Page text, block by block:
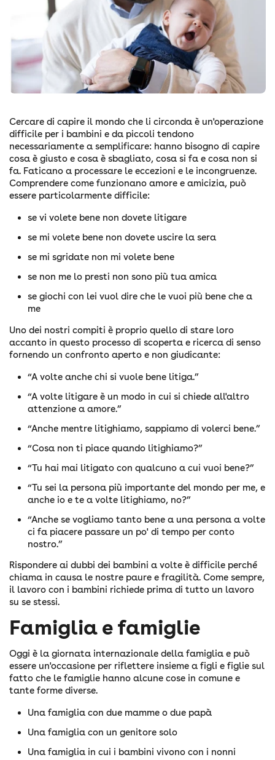
Cercare di capire il mondo che li circonda è un'operazione
difficile per i bambini e da piccoli tendono
necessariamente a semplificare: hanno bisogno di capire
cosa è giusto e cosa è sbagliato, cosa si fa e cosa non si
fa. Faticano a processare le eccezioni e le incongruenze.
Comprendere come funzionano amore e amicizia, può
essere particolarmente difficile:
se vi volete bene non dovete litigare
se mi volete bene non dovete uscire la sera
se mi sgridate non mi volete bene
se non me lo presti non sono più tua amica
se giochi con lei vuol dire che le vuoi più bene che a
me
Uno dei nostri compiti è proprio quello di stare loro
accanto in questo processo di scoperta e ricerca di senso
fornendo un confronto aperto e non giudicante:
“A volte anche chi si vuole bene litiga.”
“A volte litigare è un modo in cui si chiede all'altro
attenzione a amore.”
“Anche mentre litighiamo, sappiamo di volerci bene.”
“Cosa non ti piace quando litighiamo?”
“Tu hai mai litigato con qualcuno a cui vuoi bene?”
“Tu sei la persona più importante del mondo per me, e
anche io e te a volte litighiamo, no?”
“Anche se vogliamo tanto bene a una persona a volte
ci fa piacere passare un po' di tempo per conto
nostro.”
Rispondere ai dubbi dei bambini a volte è difficile perché
chiama in causa le nostre paure e fragilità. Come sempre,
il lavoro con i bambini richiede prima di tutto un lavoro
su se stessi.
Famiglia e famiglie
Oggi è la giornata internazionale della famiglia e può
essere un'occasione per riflettere insieme a figli e figlie sul
fatto che le famiglie hanno alcune cose in comune e
tante forme diverse.
Una famiglia con due mamme o due papà
Una famiglia con un genitore solo
Una famiglia in cui i bambini vivono con i nonni